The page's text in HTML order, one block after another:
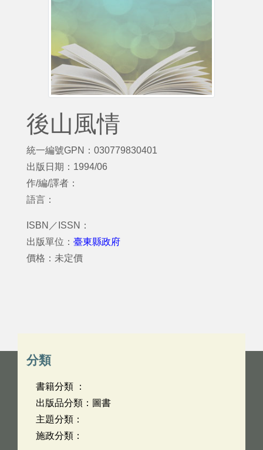
後山風情
統一編號GPN：030779830401
出版日期：1994/06
作/編/譯者：
語言：
ISBN／ISSN：
出版單位： 臺東縣政府
價格：未定價
分類
書籍分類 ：
出版品分類：圖書
主題分類：
施政分類：